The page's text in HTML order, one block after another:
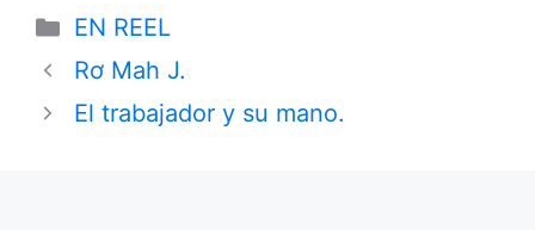
Categories
EN REEL
Rơ Mah J.
El trabajador y su mano.